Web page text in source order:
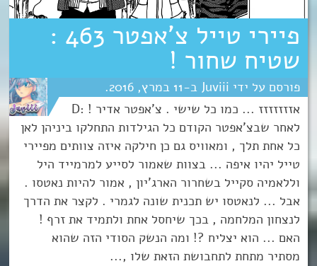
פיירי טייל צ’אפטר 463 :
שטיח שחור !
Juviii
11 מרץ 2016
אזזזזזזז ... כמו כל שישי . צ'אפטר אדיר ! :D
לאחר שבצ'אפטר הקודם כל הגילדות התחלקו ביניהן לאן
כל אחת תלך , ומאוויס גם כן חילקה איזה צוותים מפיירי
טייל יהיו איפה ... בצוות שאמור לסייע למרמייד היל
וללאמיה סקייל בשחרור הארג'יון , אמור להיות נאטסו .
אבל ... לנאטסו יש תכנית שונה לגמרי . לקצר את הדרך
לנצחון המלחמה , בכך שיחסל אחת ולתמיד את זרף !
האם ... הוא יצליח ?! ומה הנשק הסודי הזה שהוא
מסתיר מתחת לתחבושת הזאת שלו ,...